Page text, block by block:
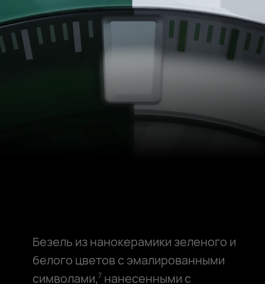
Безель из нанокерамики зеленого и
белого цветов с эмалированными
символами,7нанесенными с